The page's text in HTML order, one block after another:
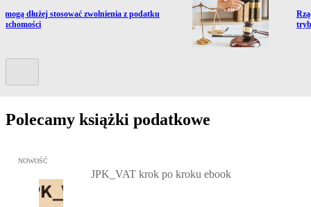
do artykułu:
mogą dłużej stosować zwolnienia z podatku
Polecamy książki podatkowe
Przejdź do: JPK_VAT krok po kroku ebook, Patrycja Kubiesa -
NOWOŚĆ
JPK_VAT krok po kroku ebook